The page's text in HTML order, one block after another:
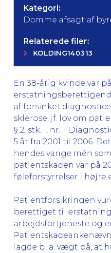
Kategori:
Domme afsagt af
Relaterede filer:
KOLDING140313
En 38-årig kvinde var
af forsinket
sklerose, jf. lov om
§ 2, stk. 1, nr. 1.
5 år fra 2001 til 2006.
hendes varige mén
patientskaden var på
føleforstyrrelser i højre
Patientforsikringen
berettiget til
arbejdsfortjeneste og
lagde bl.a. vægt på, at